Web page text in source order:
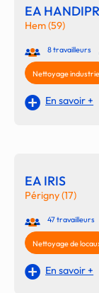
EA
Hem (59)
8 travailleurs
Nettoyage
En savoir +
EA IRIS
Périgny (17)
47 travailleurs
Nettoyage de
En savoir +